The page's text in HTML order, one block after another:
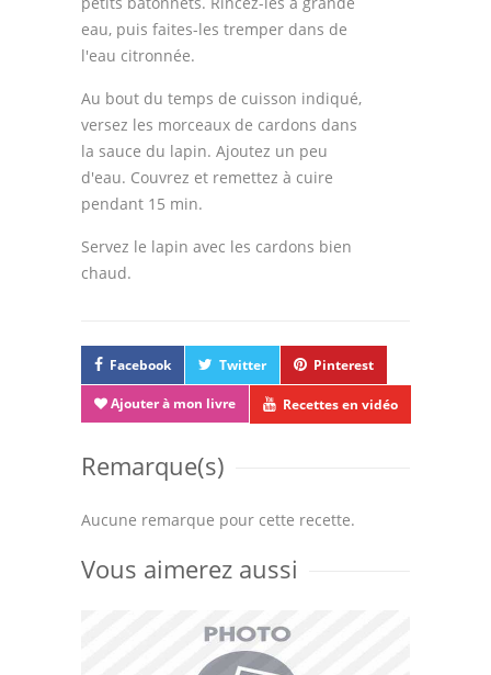
eau, puis faites-les tremper dans de
l'eau citronnée.
Au bout du temps de cuisson indiqué,
versez les morceaux de cardons dans
la sauce du lapin. Ajoutez un peu
d'eau. Couvrez et remettez à cuire
pendant 15 min.
Servez le lapin avec les cardons bien
chaud.
Facebook Twitter Pinterest
Ajouter à mon livre Recettes en vidéo
Remarque(s)
Aucune remarque pour cette recette.
Vous aimerez aussi